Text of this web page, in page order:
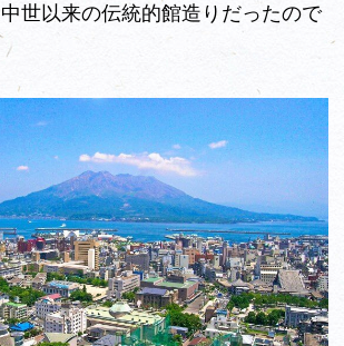
世以来の伝統的館造りだったので